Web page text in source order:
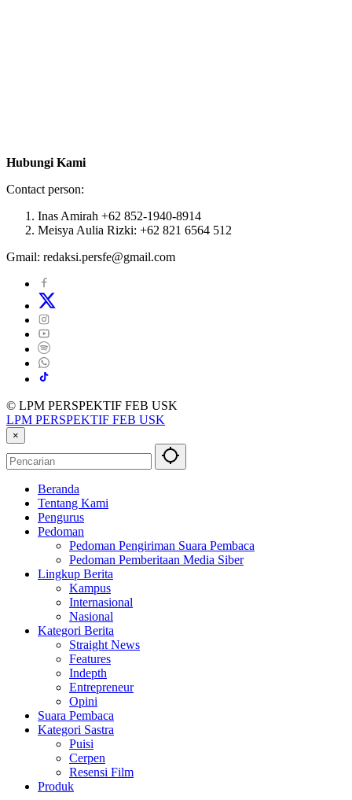
Hubungi Kami
Contact person:
Inas Amirah +62 852-1940-8914
Meisya Aulia Rizki: +62 821 6564 512
Gmail: redaksi.persfe@gmail.com
© LPM PERSPEKTIF FEB USK
LPM PERSPEKTIF FEB USK
×
Beranda
Tentang Kami
Pengurus
Pedoman
Pedoman Pengiriman Suara Pembaca
Pedoman Pemberitaan Media Siber
Lingkup Berita
Kampus
Internasional
Nasional
Kategori Berita
Straight News
Features
Indepth
Entrepreneur
Opini
Suara Pembaca
Kategori Sastra
Puisi
Cerpen
Resensi Film
Produk